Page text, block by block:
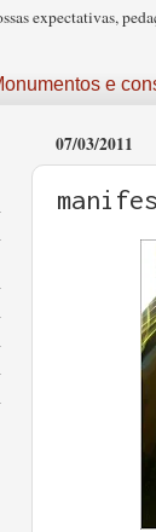
expectativas,
e
07/03/2011